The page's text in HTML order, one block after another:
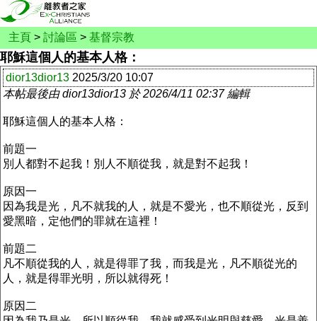
主頁 > 討論區 > 基督宗教
耶穌這個人的基本人格：
dior13dior13 2025/3/20 10:07
本帖最後由 dior13dior13 於 2026/4/11 02:37 編輯
耶穌這個人的基本人格：
前題一
別人都對不起我！別人不順從我，就是對不起我！
原因一
因為我是光，凡不就我的人，就是不愛光，也不順從光，反到
愛黑暗，定他們的罪就在這裡！
前題二
凡不順從我的人，就是得罪了我，而我是光，凡不順從光的
人，就是得罪光明，所以就得死！
原因二